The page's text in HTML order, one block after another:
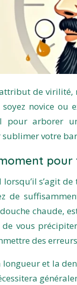
de virilité,
soyez novice
pour arborer
votre
s’agit
de
chaude,
vous
des
longueur et la